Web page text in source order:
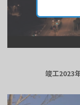
竣工2023